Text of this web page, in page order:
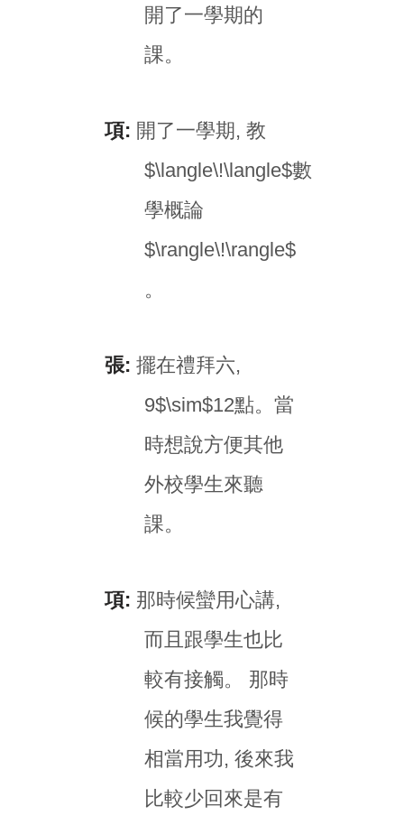
開了一學期的
課。
項: 開了一學期, 教
$\langle\!\langle$數
學概論
$\rangle\!\rangle$
。
張: 擺在禮拜六,
9$\sim$12點。當
時想說方便其他
外校學生來聽
課。
項: 那時候蠻用心講,
而且跟學生也比
較有接觸。 那時
候的學生我覺得
相當用功, 後來我
比較少回來是有